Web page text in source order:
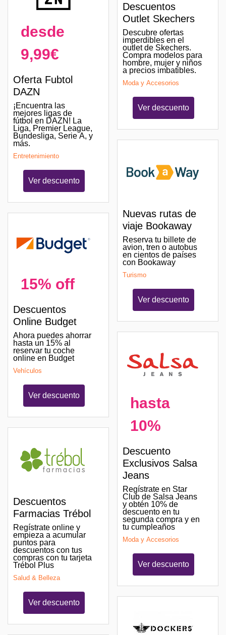
desde
9,99€
Oferta Fubtol
DAZN
¡Encuentra las
mejores ligas de
fútbol en DAZN! La
Liga, Premier League,
Bundesliga, Serie A, y
más.
Entretenimiento
Ver descuento
15% off
Descuentos
Online Budget
Ahora puedes ahorrar
hasta un 15% al
reservar tu coche
online en Budget
Vehículos
Ver descuento
Descuentos
Farmacias Trébol
Regístrate online y
empieza a acumular
puntos para
descuentos con tus
compras con tu tarjeta
Trébol Plus
Salud & Belleza
Ver descuento
Descuentos
Outlet Skechers
Descubre ofertas
imperdibles en el
outlet de Skechers.
Compra modelos para
hombre, mujer y niños
a precios imbatibles.
Moda y Accesorios
Ver descuento
Nuevas rutas de
viaje Bookaway
Reserva tu billete de
avion, tren o autobus
en cientos de países
con Bookaway
Turismo
Ver descuento
hasta
10%
Descuento
Exclusivos Salsa
Jeans
Regístrate en Star
Club de Salsa Jeans
y obtén 10% de
descuento en tu
segunda compra y en
tu cumpleaños
Moda y Accesorios
Ver descuento